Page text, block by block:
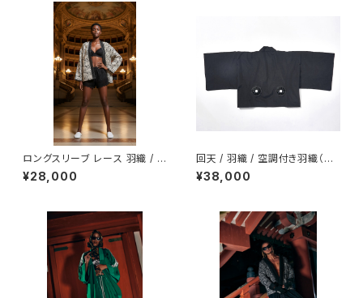
ロングスリーブ レース 羽織 / ブ
ラックホワイト
¥28,000
回天 / 羽織 / 空調付き羽織（US
B給電 送風ファン搭載）モバイル
バッテリー付き
¥38,000